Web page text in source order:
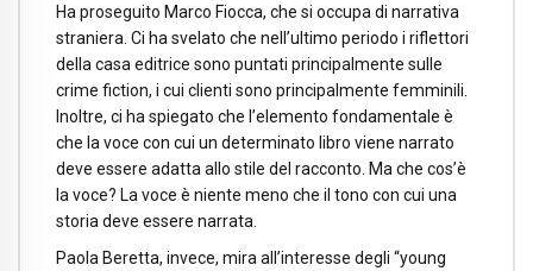
Ha proseguito Marco Fiocca, che si occupa di narrativa
straniera. Ci ha svelato che nell’ultimo periodo i riflettori
della casa editrice sono puntati principalmente sulle
crime fiction, i cui clienti sono principalmente femminili.
Inoltre, ci ha spiegato che l’elemento fondamentale è
che la voce con cui un determinato libro viene narrato
deve essere adatta allo stile del racconto. Ma che cos’è
la voce? La voce è niente meno che il tono con cui una
storia deve essere narrata.
Paola Beretta, invece, mira all’interesse degli “young